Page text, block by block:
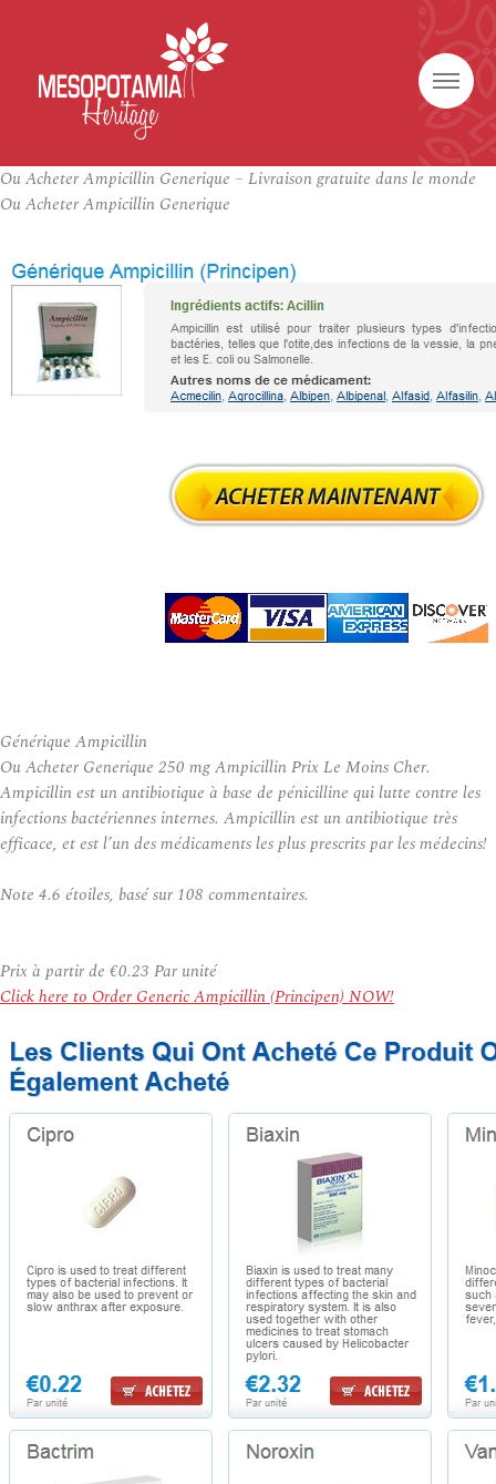
Ou Acheter Ampicillin Generique – Livraison gratuite dans le monde
Ou Acheter Ampicillin Generique
Générique Ampicillin
Ou Acheter Generique 250 mg Ampicillin Prix Le Moins Cher.
Ampicillin est un antibiotique à base de pénicilline qui lutte contre les
infections bactériennes internes. Ampicillin est un antibiotique très
efficace, et est l’un des médicaments les plus prescrits par les médecins!
Note 4.6 étoiles, basé sur 108 commentaires.
Prix à partir de €0.23 Par unité
Click here to Order Generic Ampicillin (Principen) NOW!